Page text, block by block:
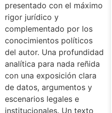
presentado con el máximo
rigor jurídico y
complementado por los
conocimientos políticos
del autor. Una profundidad
analítica para nada reñida
con una exposición clara
de datos, argumentos y
escenarios legales e
institucionales. Un texto